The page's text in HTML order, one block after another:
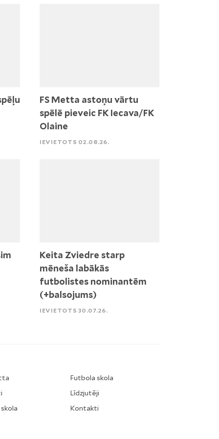
FS Metta astoņu vārtu
spēlē pieveic FK Iecava/FK
Olaine
IEVIETOTS 02.08.26.
Keita Zviedre starp
mēneša labākās
futbolistes nominantēm
(+balsojums)
IEVIETOTS 30.07.26.
Futbola skola
Līdzjutēji
Kontakti